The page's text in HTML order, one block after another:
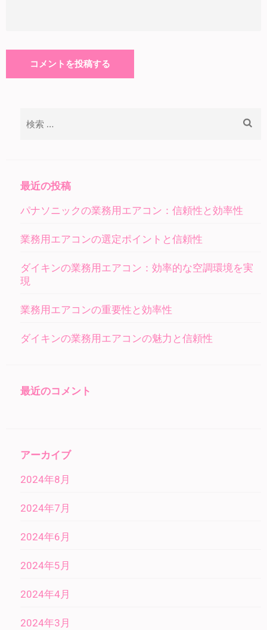
最近の投稿
パナソニックの業務用エアコン：信頼性と効率性
業務用エアコンの選定ポイントと信頼性
ダイキンの業務用エアコン：効率的な空調環境を実
現
業務用エアコンの重要性と効率性
ダイキンの業務用エアコンの魅力と信頼性
最近のコメント
アーカイブ
2024年8月
2024年7月
2024年6月
2024年5月
2024年4月
2024年3月